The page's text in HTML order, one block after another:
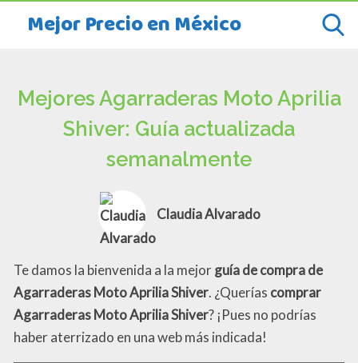
Mejor Precio en México
Mejores Agarraderas Moto Aprilia
Shiver: Guía actualizada
semanalmente
Claudia Alvarado
Te damos la bienvenida a la mejorguía de compra de
Agarraderas Moto Aprilia Shiver. ¿Querías comprar
Agarraderas Moto Aprilia Shiver? ¡Pues no podrías
haber aterrizado en una web más indicada!